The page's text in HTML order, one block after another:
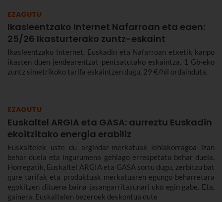
EZAGUTU
Ikasleentzako Internet Nafarroan eta eaen:
25/26 Ikasturterako zuntz-eskaint
Ikasleentzako Internet. Euskadin eta Nafarroan etxetik kanpo
ikasten duen jendearentzat pentsatutako eskaintza. 1 Gb-eko
zuntz simetrikoko tarifa eskaintzen dugu, 29 €/hil ordainduta.
EZAGUTU
Euskaltel ARGIA eta GASA: aurreztu Euskadin
ekoitzitako energia erabiliz
Euskaltelek uste du argindar-merkatuak lehiakorragoa izan
behar duela eta ingurumena gehiago errespetatu behar duela.
Horregatik, Euskaltel ARGIA eta GASA sortu dugu, zerbitzu bat
gure tarifak eta produktuak merkatuaren egungo beharretara
egokitzen dituena baina jasangarritasunari uko egin gabe. Eta,
gainera, Euskaltelen bezeroek deskontua dute